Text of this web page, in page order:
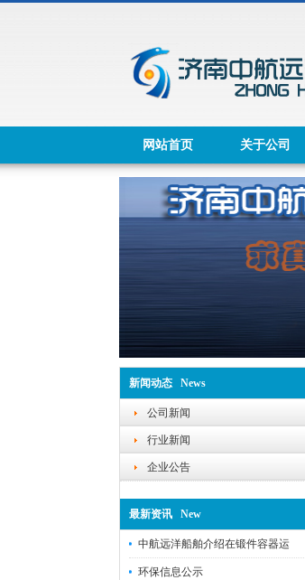
网站首页 关于公司
新闻动态 News
公司新闻
行业新闻
企业公告
最新资讯 New
中航远洋船舶介绍在锻件容器运
环保信息公示